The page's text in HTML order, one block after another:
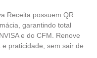
Receita possuem QR
garantindo total
e do CFM. Renove
praticidade, sem sair de